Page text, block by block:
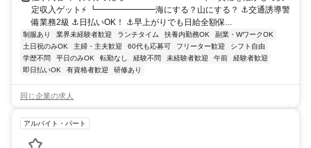
定収入ゲット⚡ ┗━━━━━━━海にする？山にする？ ⚓交通誘導警
備業務2級 ⚓日払いOK！ ⚓早上がりでも日給全額保...
制服あり 業界未経験者歓迎 ランチタイム 扶養内勤務OK
副業・WワークOK
土日祝のみOK
主婦・主夫歓迎 60代も応募可 フリーター歓迎
シフト自由
学歴不問
平日のみOK 転勤なし 経験不問 未経験者歓迎 午前
経験者歓迎
即日払いOK
有資格者歓迎 研修あり
同じ企業の求人
アルバイト・パート